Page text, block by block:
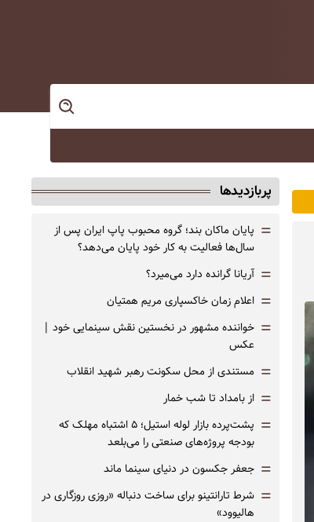
پربازدیدها
= پایان ماکان بند؛ گروه محبوب پاپ ایران پس از
سال‌ها فعالیت به کار خود پایان می‌دهد؟
= آریانا گرانده دارد می‌میرد؟
= اعلام زمان خاکسپاری مریم همتیان
= خواننده مشهور در نخستین نقش سینمایی خود |‌
عکس
= مستندی از محل سکونت رهبر شهید انقلاب
= از بامداد تا شب خمار
=
پشت‌پرده بازار لوله استیل؛ ۵ اشتباه مهلک که
بودجه پروژه‌های صنعتی را می‌بلعد
= جعفر جکسون در دنیای سینما ماند
= شرط تارانتینو برای ساخت دنباله «روزی روزگاری در
هالیوود»